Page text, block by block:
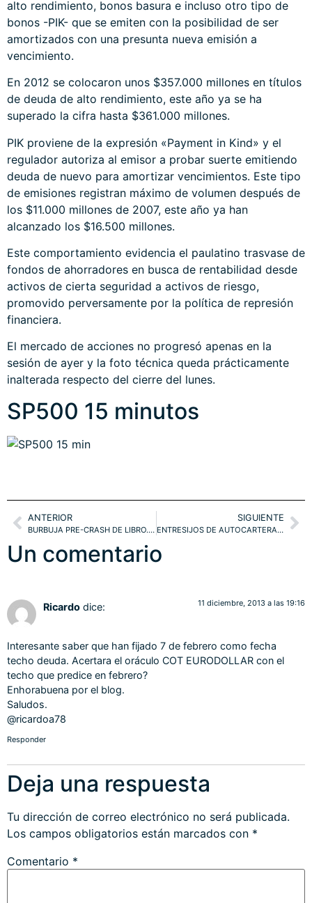
alto rendimiento, bonos basura e incluso otro tipo de
bonos -PIK- que se emiten con la posibilidad de ser
amortizados con una presunta nueva emisión a
vencimiento.
En 2012 se colocaron unos $357.000 millones en títulos
de deuda de alto rendimiento, este año ya se ha
superado la cifra hasta $361.000 millones.
PIK proviene de la expresión «Payment in Kind» y el
regulador autoriza al emisor a probar suerte emitiendo
deuda de nuevo para amortizar vencimientos. Este tipo
de emisiones registran máximo de volumen después de
los $11.000 millones de 2007, este año ya han
alcanzado los $16.500 millones.
Este comportamiento evidencia el paulatino trasvase de
fondos de ahorradores en busca de rentabilidad desde
activos de cierta seguridad a activos de riesgo,
promovido perversamente por la política de represión
financiera.
El mercado de acciones no progresó apenas en la
sesión de ayer y la foto técnica queda prácticamente
inalterada respecto del cierre del lunes.
SP500 15 minutos
ANTERIOR
BURBUJA PRE-CRASH DE LIBRO. WALL vs MAIN STREETS. T-BOND
SIGUIENTE
ENTRESIJOS DE AUTOCARTERA. SP500.
Un comentario
Ricardo dice: 11 diciembre, 2013 a las 19:16
Interesante saber que han fijado 7 de febrero como fecha
techo deuda. Acertara el oráculo COT EURODOLLAR con el
techo que predice en febrero?
Enhorabuena por el blog.
Saludos.
@ricardoa78
Responder
Deja una respuesta
Tu dirección de correo electrónico no será publicada.
Los campos obligatorios están marcados con *
Comentario *